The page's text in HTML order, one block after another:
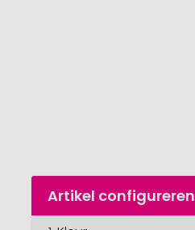
Naar
begin
Artikel configureren